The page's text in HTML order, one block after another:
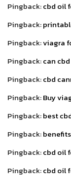
Pingback:cbd oil
Pingback:
Pingback:viagra
Pingback:can
Pingback:cbd
Pingback:Buy
Pingback:best
Pingback:
Pingback:cbd oil
Pingback:cbd oil